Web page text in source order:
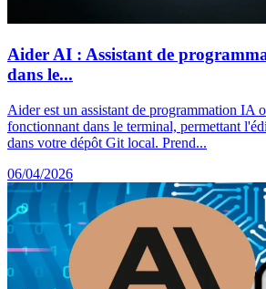
Aider AI : Assistant de
dans le...
Aider est un assistant de programmation IA
fonctionnant dans le terminal, permettant
dans votre dépôt Git local. Prend...
06/04/2026